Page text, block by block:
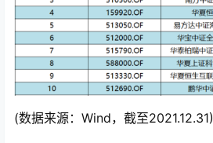
(数据来源：Wind，截至2021.12.31)